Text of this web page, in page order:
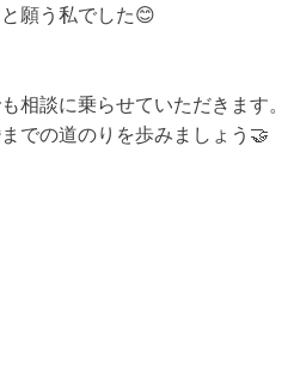
願う私でした😊
相談に乗らせていただきます。
での道のりを歩みましょう🤝